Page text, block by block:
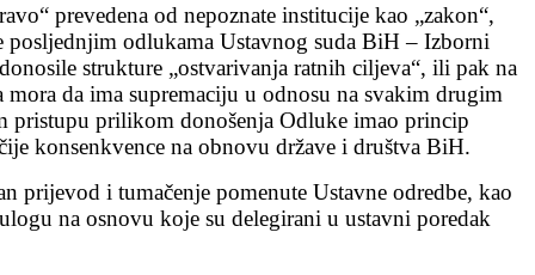
prevedena od nepoznate institucije kao „zakon“,
odlukama Ustavnog suda BiH – Izborni
strukture „ostvarivanja ratnih ciljeva“, ili pak na
da ima supremaciju u odnosu na svakim drugim
pristupu prilikom donošenja Odluke imao princip
konsenkvence na obnovu države i društva BiH.
i tumačenje pomenute Ustavne odredbe, kao
na osnovu koje su delegirani u ustavni poredak